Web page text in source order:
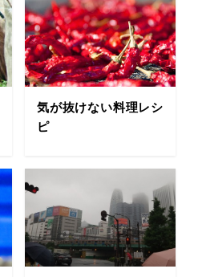
気が抜けない料理レシ
ピ